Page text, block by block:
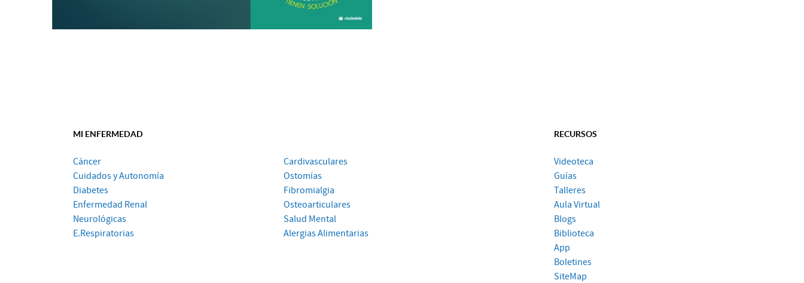
MI ENFERMEDAD
Cáncer
Cuidados y Autonomía
Diabetes
Enfermedad Renal
Neurológicas
E.Respiratorias
Cardivasculares
Ostomías
Fibromialgia
Osteoarticulares
Salud Mental
Alergias Alimentarias
RECURSOS
Videoteca
Guías
Talleres
Aula Virtual
Blogs
Biblioteca
App
Boletines
SiteMap